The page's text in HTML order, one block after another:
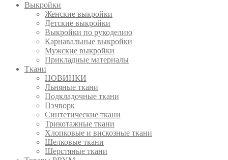
Выкройки
Женские выкройки
Детские выкройки
Выкройки по рукоделию
Карнавальные выкройки
Мужские выкройки
Прикладные материалы
Ткани
НОВИНКИ
Льняные ткани
Подкладочные ткани
Пэчворк
Синтетические ткани
Трикотажные ткани
Хлопковые и вискозные ткани
Шелковые ткани
Шерстяные ткани